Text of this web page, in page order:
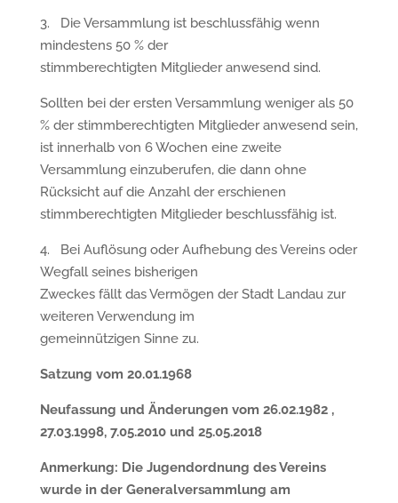
3. Die Versammlung ist beschlussfähig wenn
mindestens 50 % der
stimmberechtigten Mitglieder anwesend sind.
Sollten bei der ersten Versammlung weniger als 50
% der stimmberechtigten Mitglieder anwesend sein,
ist innerhalb von 6 Wochen eine zweite
Versammlung einzuberufen, die dann ohne
Rücksicht auf die Anzahl der erschienen
stimmberechtigten Mitglieder beschlussfähig ist.
4. Bei Auflösung oder Aufhebung des Vereins oder
Wegfall seines bisherigen
Zweckes fällt das Vermögen der Stadt Landau zur
weiteren Verwendung im
gemeinnützigen Sinne zu.
Satzung vom 20.01.1968
Neufassung und Änderungen vom 26.02.1982 ,
27.03.1998, 7.05.2010 und 25.05.2018
Anmerkung: Die Jugendordnung des Vereins
wurde in der Generalversammlung am